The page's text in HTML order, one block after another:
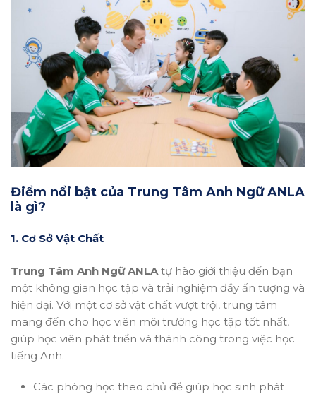
Điểm nổi bật của Trung Tâm Anh Ngữ ANLA
là gì?
1. Cơ Sở Vật Chất
Trung Tâm Anh Ngữ ANLA tự hào giới thiệu đến bạn
một không gian học tập và trải nghiệm đầy ấn tượng và
hiện đại. Với một cơ sở vật chất vượt trội, trung tâm
mang đến cho học viên môi trường học tập tốt nhất,
giúp học viên phát triển và thành công trong việc học
tiếng Anh.
Các phòng học theo chủ đề giúp học sinh phát